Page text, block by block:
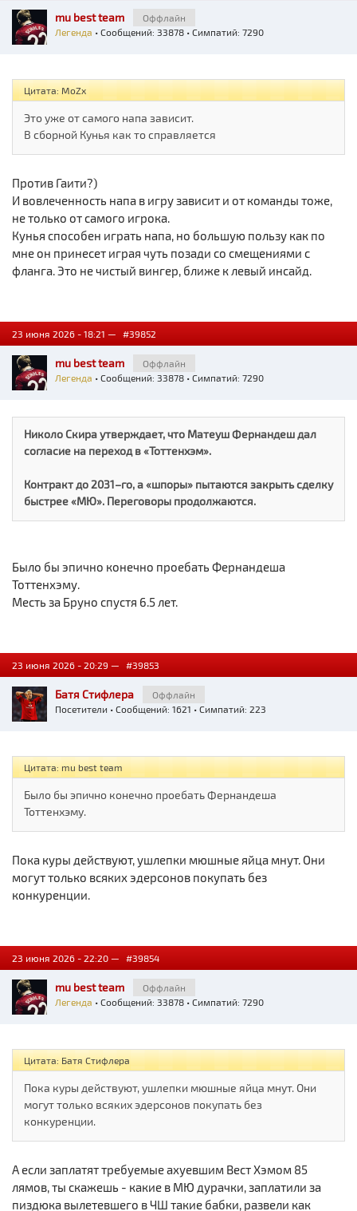
mu best team
Оффлайн
Легенда • Сообщений: 33878 • Симпатий: 7290
Цитата: MoZx
Это уже от самого напа зависит.
В сборной Кунья как то справляется
Против Гаити?)
И вовлеченность напа в игру зависит и от команды тоже,
не только от самого игрока.
Кунья способен играть напа, но большую пользу как по
мне он принесет играя чуть позади со смещениями с
фланга. Это не чистый вингер, ближе к левый инсайд.
23 июня 2026 - 18:21 — #39852
mu best team
Оффлайн
Легенда • Сообщений: 33878 • Симпатий: 7290
Николо Скира утверждает, что Матеуш Фернандеш дал
согласие на переход в «Тоттенхэм».
Контракт до 2031–го, а «шпоры» пытаются закрыть сделку
быстрее «МЮ». Переговоры продолжаются.
Было бы эпично конечно проебать Фернандеша
Тоттенхэму.
Месть за Бруно спустя 6.5 лет.
23 июня 2026 - 20:29 — #39853
Батя Стифлера
Оффлайн
Посетители • Сообщений: 1621 • Симпатий: 223
Цитата: mu best team
Было бы эпично конечно проебать Фернандеша
Тоттенхэму.
Пока куры действуют, ушлепки мюшные яйца мнут. Они
могут только всяких эдерсонов покупать без
конкуренции.
23 июня 2026 - 22:20 — #39854
mu best team
Оффлайн
Легенда • Сообщений: 33878 • Симпатий: 7290
Цитата: Батя Стифлера
Пока куры действуют, ушлепки мюшные яйца мнут. Они
могут только всяких эдерсонов покупать без
конкуренции.
А если заплатят требуемые ахуевшим Вест Хэмом 85
лямов, ты скажешь - какие в МЮ дурачки, заплатили за
пиздюка вылетевшего в ЧШ такие бабки, развели как